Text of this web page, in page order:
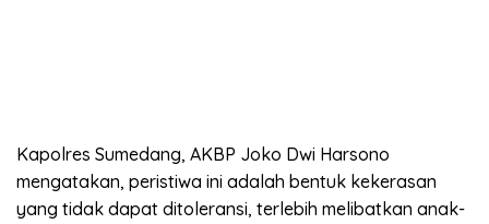
Kapolres Sumedang, AKBP Joko Dwi Harsono
mengatakan, peristiwa ini adalah bentuk kekerasan
yang tidak dapat ditoleransi, terlebih melibatkan anak-